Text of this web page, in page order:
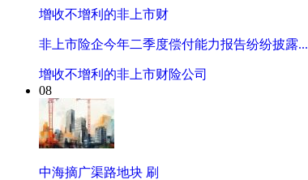
增收不增利的非上市财
非上市险企今年二季度偿付能力报告纷纷披露...
增收不增利的非上市财险公司
08
中海摘广渠路地块 刷